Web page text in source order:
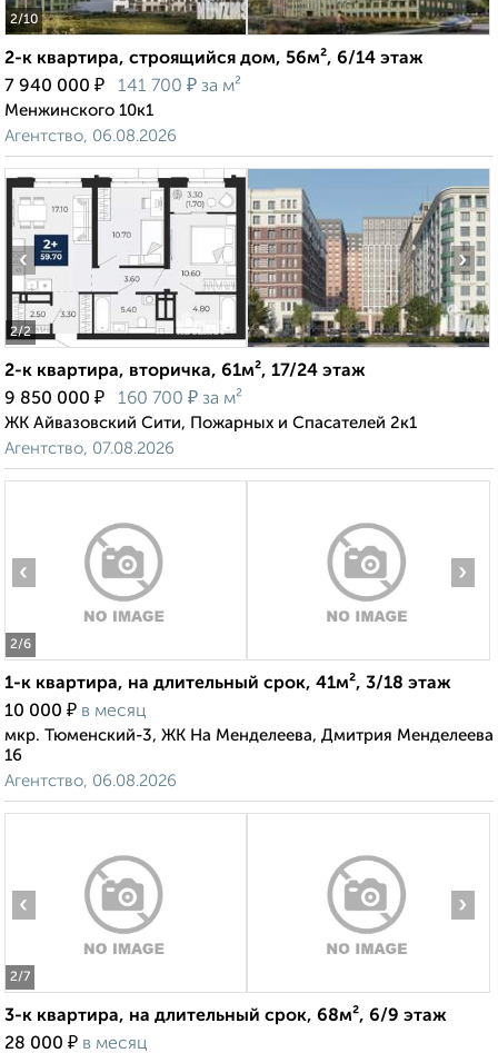
2/10
2-к квартира, строящийся дом, 56м², 6/14 этаж
7 940 000 ₽ 141 700 ₽ за м²
Менжинского 10к1
Агентство, 06.08.2026
2/2
‹ ›
2-к квартира, вторичка, 61м², 17/24 этаж
9 850 000 ₽ 160 700 ₽ за м²
ЖК Айвазовский Сити, Пожарных и Спасателей 2к1
Агентство, 07.08.2026
2/6
‹ ›
1-к квартира, на длительный срок, 41м², 3/18 этаж
10 000 ₽ в месяц
мкр. Тюменский-3, ЖК На Менделеева, Дмитрия Менделеева
16
Агентство, 06.08.2026
2/7
‹ ›
3-к квартира, на длительный срок, 68м², 6/9 этаж
28 000 ₽ в месяц